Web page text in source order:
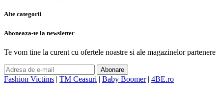
Alte categorii
Aboneaza-te la newsletter
Te vom tine la curent cu ofertele noastre si ale magazinelor partenere
Abonare
Fashion Victims | TM Ceasuri | Baby Boomer| 4BE.ro